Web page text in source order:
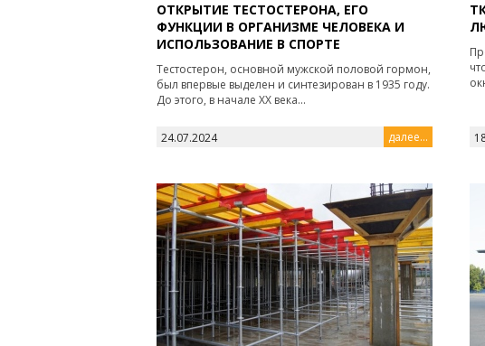
ОТКРЫТИЕ ТЕСТОСТЕРОНА, ЕГО
ФУНКЦИИ В ОРГАНИЗМЕ ЧЕЛОВЕКА И
ИСПОЛЬЗОВАНИЕ В СПОРТЕ
Тестостерон, основной мужской половой гормон,
был впервые выделен и синтезирован в 1935 году.
До этого, в начале XX века...
24.07.2024 далее...